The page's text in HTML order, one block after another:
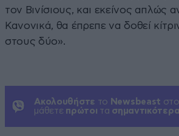
τον Βινίσιους, και εκείνος απλώς
Κανονικά, θα έπρεπε να δοθεί
στους δύο».
Ακολουθήστε το Newsbeast
μάθετε πρώτοι τα